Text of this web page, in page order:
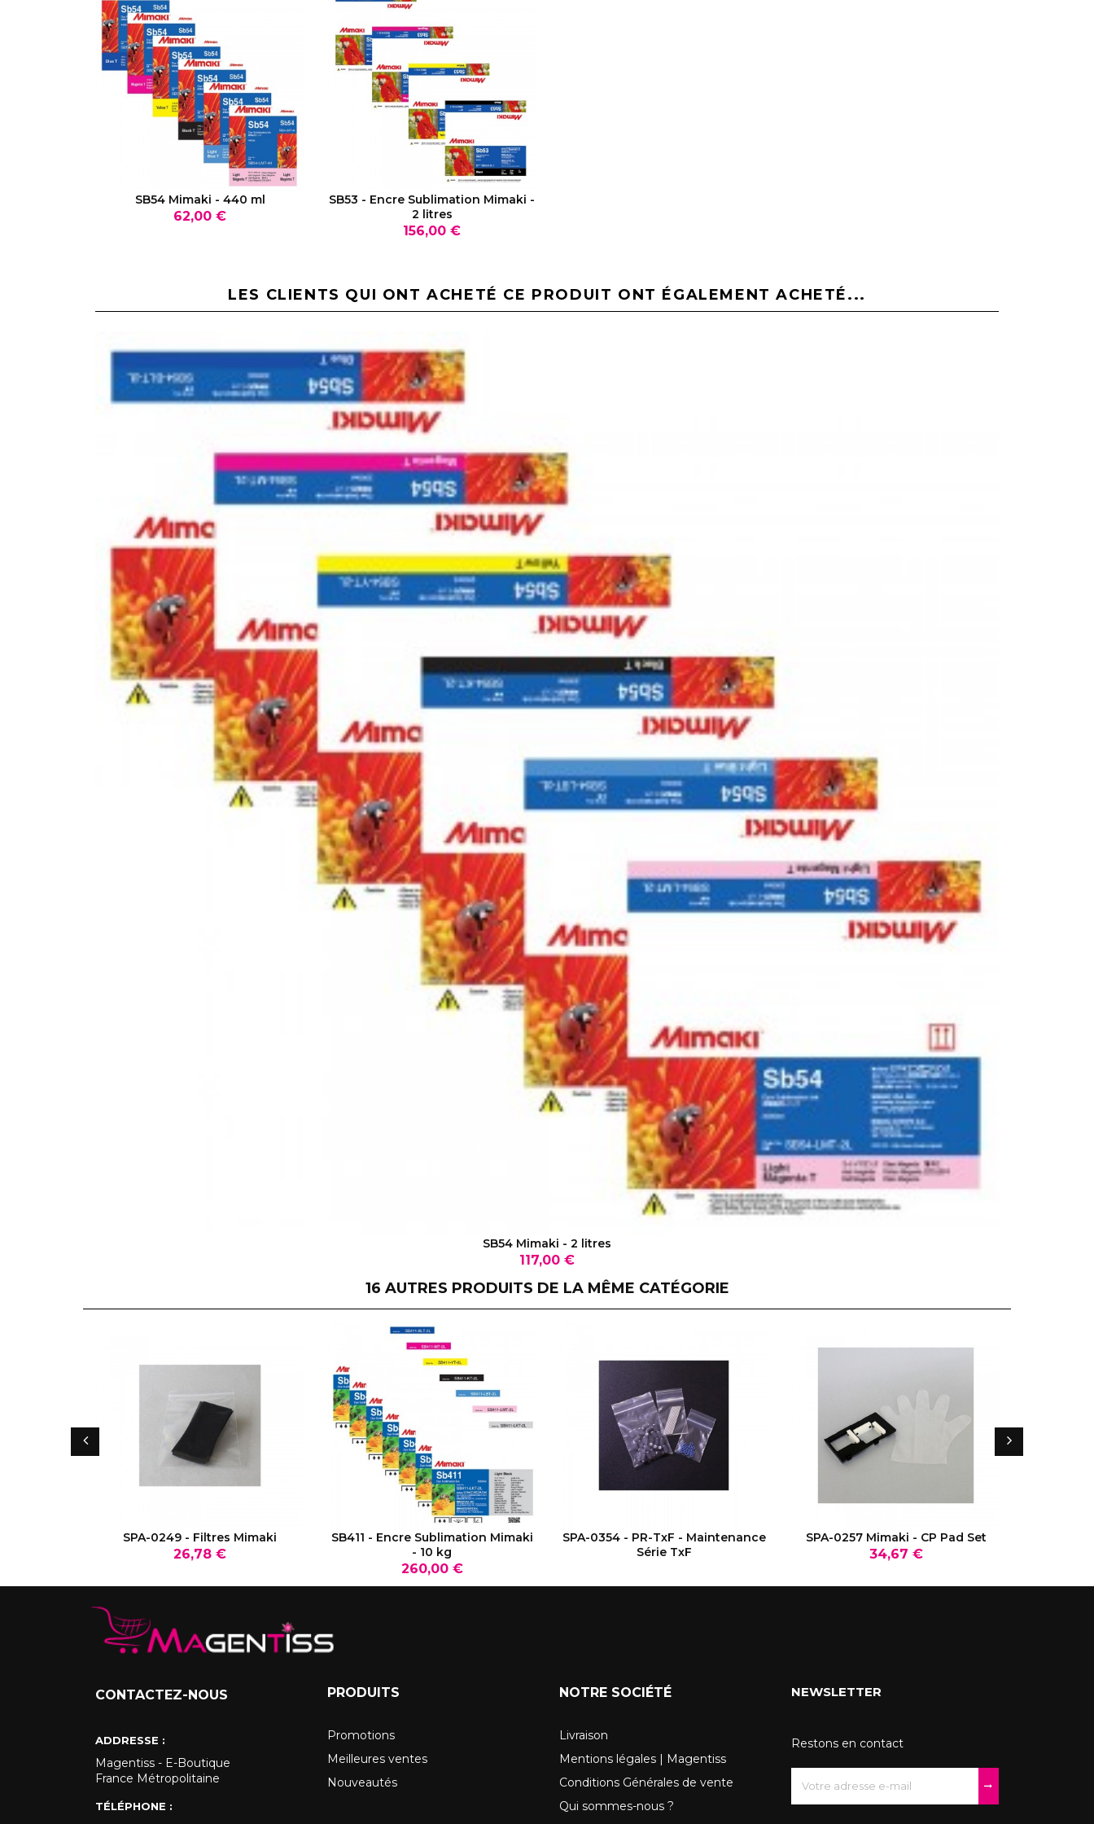
VOIR LE PRODUIT
SB54 Mimaki - 440 ml
Prix
62,00 €
VOIR LE PRODUIT
SB53 - Encre Sublimation Mimaki -
2 litres
Prix
156,00 €
LES CLIENTS QUI ONT ACHETÉ CE PRODUIT ONT ÉGALEMENT ACHETÉ...
VOIR LE PRODUIT
SB54 Mimaki - 2 litres
Prix
117,00 €
16 AUTRES PRODUITS DE LA MÊME CATÉGORIE
VOIR LE PRODUIT
SPA-0249 - Filtres Mimaki
Prix
26,78 €
VOIR LE PRODUIT
SB411 - Encre Sublimation Mimaki
- 10 kg
Prix
260,00 €
VOIR LE PRODUIT
SPA-0354 - PR-TxF - Maintenance
Série TxF
VOIR LE PRODUIT
SPA-0257 Mimaki - CP Pad Set
Prix
34,67 €
CONTACTEZ-NOUS
ADDRESSE :
Magentiss - E-Boutique
France Métropolitaine
TÉLÉPHONE :
PRODUITS
Promotions
Meilleures ventes
Nouveautés
NOTRE SOCIÉTÉ
Livraison
Mentions légales | Magentiss
Conditions Générales de vente
Qui sommes-nous ?
NEWSLETTER
Restons en contact